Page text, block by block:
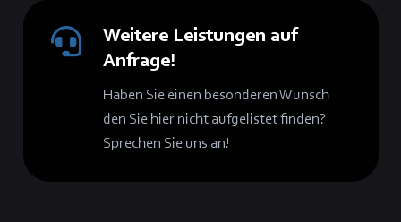
Weitere Leistungen auf
Anfrage!
Haben Sie einen besonderen Wunsch
den Sie hier nicht aufgelistet finden?
Sprechen Sie uns an!